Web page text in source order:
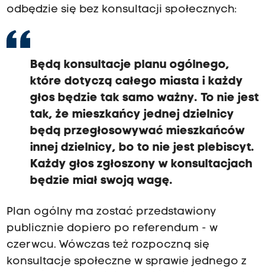
odbędzie się bez konsultacji społecznych:
Będą konsultacje planu ogólnego,
które dotyczą całego miasta i każdy
głos będzie tak samo ważny. To nie jest
tak, że mieszkańcy jednej dzielnicy
będą przegłosowywać mieszkańców
innej dzielnicy, bo to nie jest plebiscyt.
Każdy głos zgłoszony w konsultacjach
będzie miał swoją wagę.
Plan ogólny ma zostać przedstawiony
publicznie dopiero po referendum - w
czerwcu. Wówczas też rozpoczną się
konsultacje społeczne w sprawie jednego z